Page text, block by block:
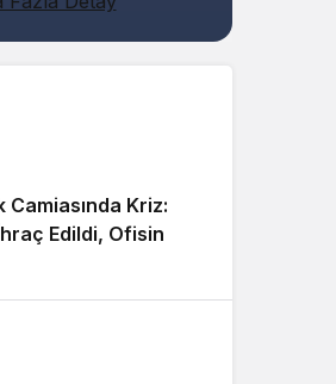
Camiasında Kriz:
Edildi, Ofisin
Büyüyor!